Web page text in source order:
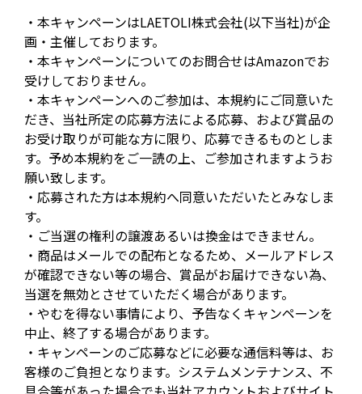
・本キャンペーンはLAETOLI株式会社(以下当社)が企
画・主催しております。
・本キャンペーンについてのお問合せはAmazonでお
受けしておりません。
・本キャンペーンへのご参加は、本規約にご同意いた
だき、当社所定の応募方法による応募、および賞品の
お受け取りが可能な方に限り、応募できるものとしま
す。予め本規約をご一読の上、ご参加されますようお
願い致します。
・応募された方は本規約へ同意いただいたとみなしま
す。
・ご当選の権利の譲渡あるいは換金はできません。
・商品はメールでの配布となるため、メールアドレス
が確認できない等の場合、賞品がお届けできない為、
当選を無効とさせていただく場合があります。
・やむを得ない事情により、予告なくキャンペーンを
中止、終了する場合があります。
・キャンペーンのご応募などに必要な通信料等は、お
客様のご負担となります。システムメンテナンス、不